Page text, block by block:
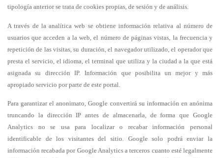
tipología anterior se trata de cookies propias, de sesión y de análisis.
A través de la analítica web se obtiene información relativa al número de
usuarios que acceden a la web, el número de páginas vistas, la frecuencia y
repetición de las visitas, su duración, el navegador utilizado, el operador que
presta el servicio, el idioma, el terminal que utiliza y la ciudad a la que está
asignada su dirección IP. Información que posibilita un mejor y más
apropiado servicio por parte de este portal.
Para garantizar el anonimato, Google convertirá su información en anónima
truncando la dirección IP antes de almacenarla, de forma que Google
Analytics no se usa para localizar o recabar información personal
identificable de los visitantes del sitio. Google solo podrá enviar la
información recabada por Google Analytics a terceros cuanto esté legalmente